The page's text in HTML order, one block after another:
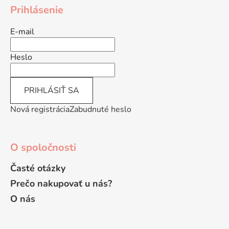
Prihlásenie
E-mail
Heslo
PRIHLÁSIŤ SA
Nová registráciaZabudnuté heslo
O spoločnosti
Časté otázky
Prečo nakupovať u nás?
O nás